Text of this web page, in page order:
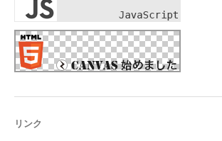
リンク